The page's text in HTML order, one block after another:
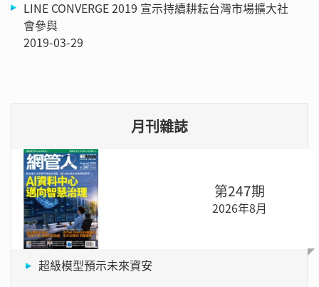
LINE CONVERGE 2019 宣示持續耕耘台灣市場擴大社
會參與
2019-03-29
月刊雜誌
第247期
2026年8月
超級模型預示未來資安